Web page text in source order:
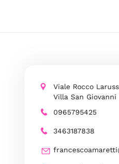
Viale Rocco
Villa San Giovanni
0965795425
3463187838